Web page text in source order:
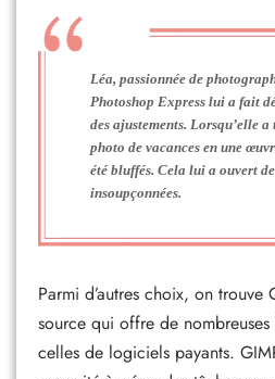
Léa, passionnée de
Photoshop Express lui a fait
des ajustements. Lorsqu’elle
photo de vacances en une
été bluffés. Cela lui a ouvert
insoupçonnées.
Parmi d’autres choix, on trouve
source qui offre de
celles de logiciels payants.